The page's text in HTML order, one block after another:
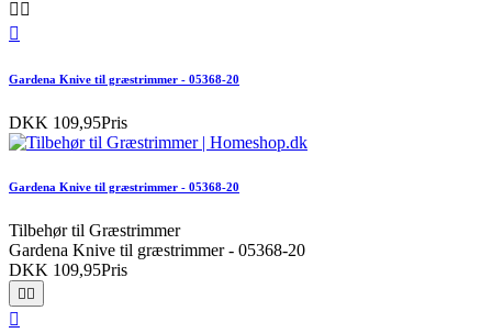
 

Gardena Knive til græstrimmer - 05368-20
DKK 109,95Pris
Gardena Knive til græstrimmer - 05368-20
Tilbehør til Græstrimmer
Gardena Knive til græstrimmer - 05368-20
DKK 109,95Pris
 
